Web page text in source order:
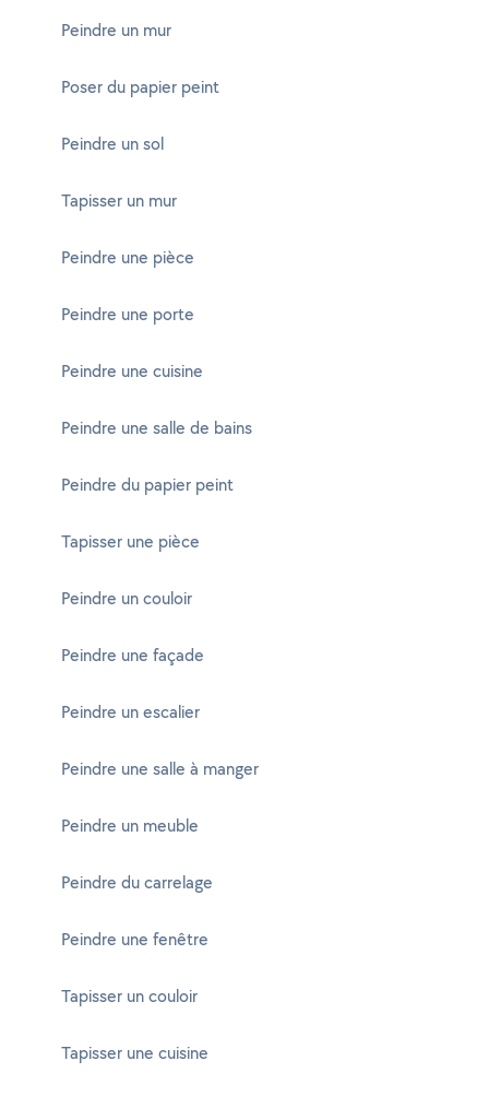
Peindre un mur
Poser du papier peint
Peindre un sol
Tapisser un mur
Peindre une pièce
Peindre une porte
Peindre une cuisine
Peindre une salle de bains
Peindre du papier peint
Tapisser une pièce
Peindre un couloir
Peindre une façade
Peindre un escalier
Peindre une salle à manger
Peindre un meuble
Peindre du carrelage
Peindre une fenêtre
Tapisser un couloir
Tapisser une cuisine